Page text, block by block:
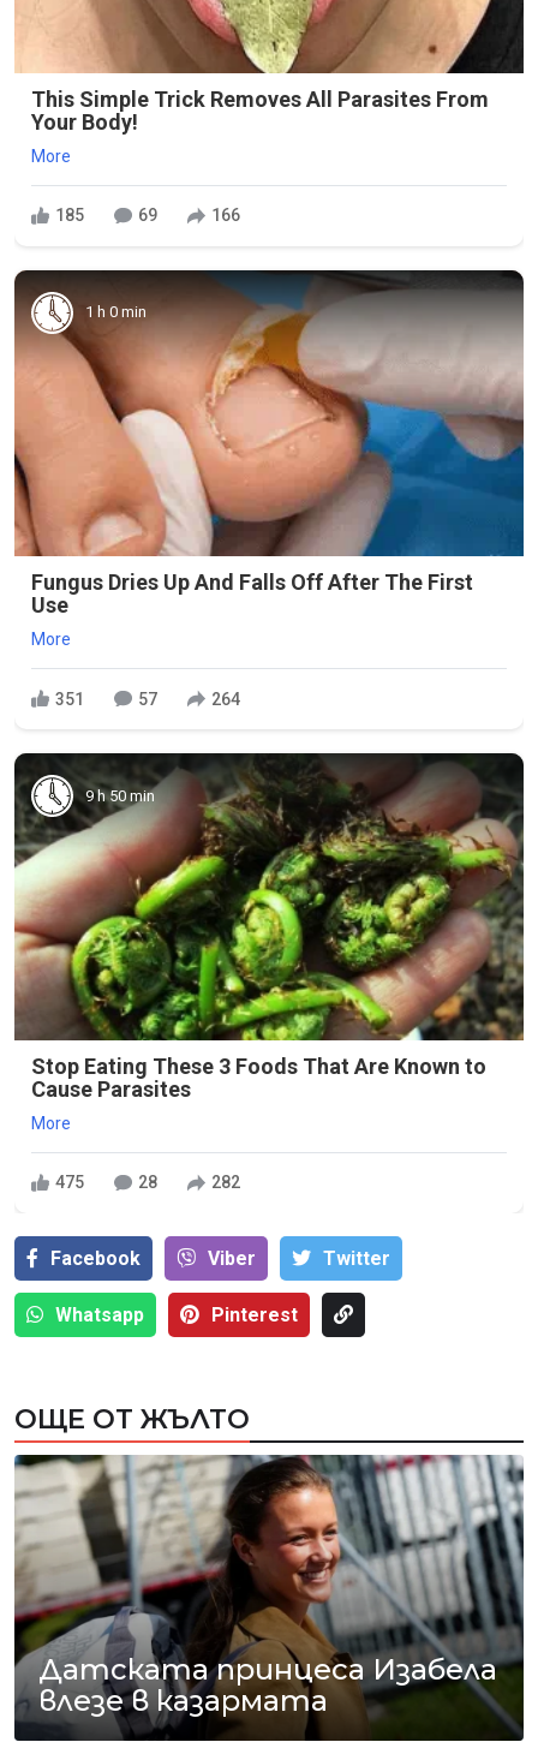
This Simple Trick Removes All Parasites From
Your Body!
More
185 69 166
1 h 0 min
Fungus Dries Up And Falls Off After The First
Use
More
351 57 264
9 h 50 min
Stop Eating These 3 Foods That Are Known to
Cause Parasites
More
475 28 282
Facebook Viber Тwitter
Whatsapp Pinterest
ОЩЕ ОТ ЖЪЛТО
Датската принцеса Изабела
влезе в казармата